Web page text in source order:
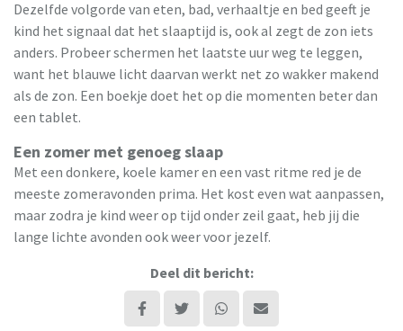
Dezelfde volgorde van eten, bad, verhaaltje en bed geeft je
kind het signaal dat het slaaptijd is, ook al zegt de zon iets
anders. Probeer schermen het laatste uur weg te leggen,
want het blauwe licht daarvan werkt net zo wakker makend
als de zon. Een boekje doet het op die momenten beter dan
een tablet.
Een zomer met genoeg slaap
Met een donkere, koele kamer en een vast ritme red je de
meeste zomeravonden prima. Het kost even wat aanpassen,
maar zodra je kind weer op tijd onder zeil gaat, heb jij die
lange lichte avonden ook weer voor jezelf.
Deel dit bericht: